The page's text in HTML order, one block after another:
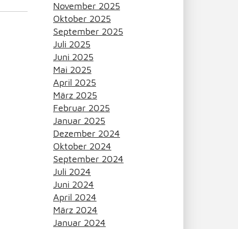
November 2025
Oktober 2025
September 2025
Juli 2025
Juni 2025
Mai 2025
April 2025
März 2025
Februar 2025
Januar 2025
Dezember 2024
Oktober 2024
September 2024
Juli 2024
Juni 2024
April 2024
März 2024
Januar 2024